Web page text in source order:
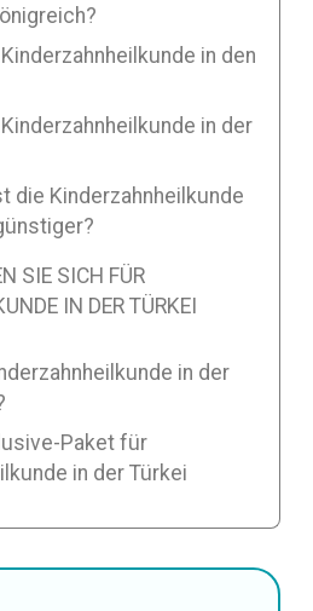
in den
in der
die Kinderzahnheilkunde
SIE SICH FÜR
IN DER TÜRKEI
in der
Paket für
in der Türkei